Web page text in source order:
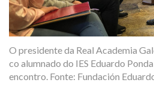
O presidente da Real Academia
co alumnado do IES Eduardo
encontro. Fonte: Fundación